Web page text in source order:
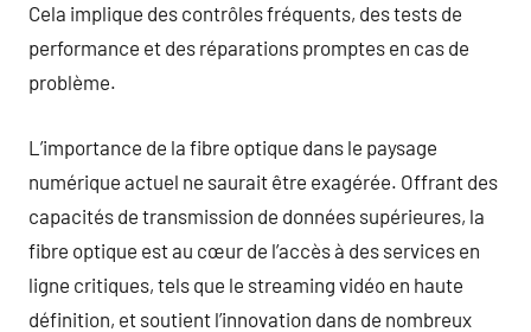
Cela implique des contrôles fréquents, des tests de
performance et des réparations promptes en cas de
problème.
L’importance de la fibre optique dans le paysage
numérique actuel ne saurait être exagérée. Offrant des
capacités de transmission de données supérieures, la
fibre optique est au cœur de l’accès à des services en
ligne critiques, tels que le streaming vidéo en haute
définition, et soutient l’innovation dans de nombreux